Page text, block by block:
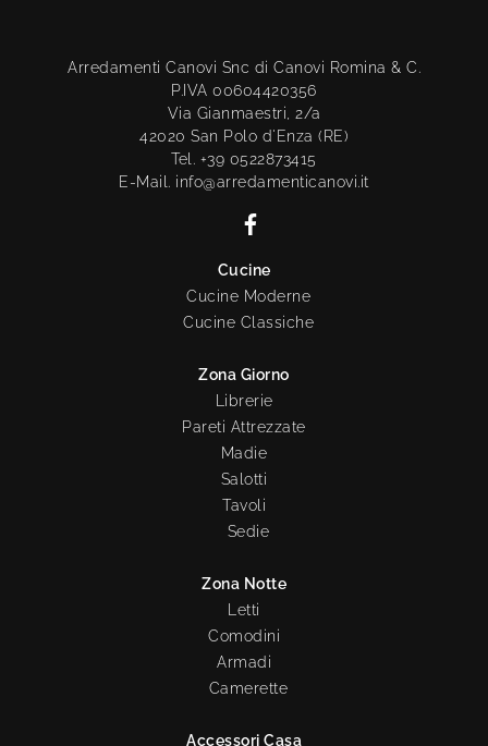
Arredamenti Canovi Snc di Canovi Romina & C.
P.IVA 00604420356
Via Gianmaestri, 2/a
42020 San Polo d'Enza (RE)
Tel. +39 0522873415
E-Mail. info@arredamenticanovi.it
Cucine
Cucine Moderne
Cucine Classiche
Zona Giorno
Librerie
Pareti Attrezzate
Madie
Salotti
Tavoli
Sedie
Zona Notte
Letti
Comodini
Armadi
Camerette
Accessori Casa